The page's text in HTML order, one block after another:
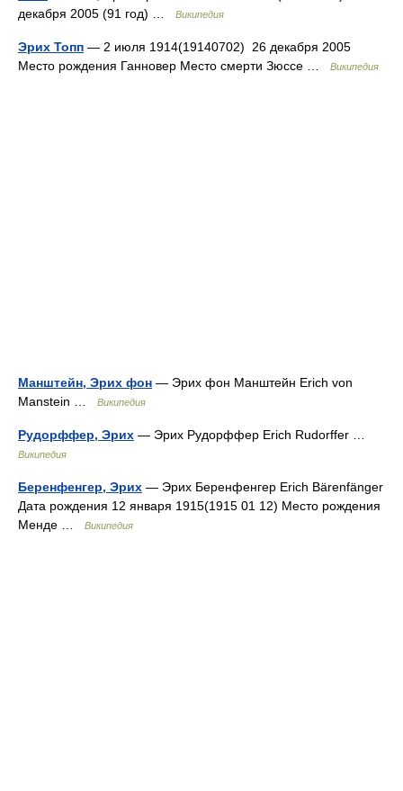
декабря 2005 (91 год) …
Википедия
Эрих Топп — 2 июля 1914(19140702) 26 декабря 2005
Место рождения Ганновер Место смерти Зюссе …
Википедия
Манштейн, Эрих фон — Эрих фон Манштейн Erich von
Manstein …
Википедия
Рудорффер, Эрих — Эрих Рудорффер Erich Rudorffer …
Википедия
Беренфенгер, Эрих — Эрих Беренфенгер Erich Bärenfänger
Дата рождения 12 января 1915(1915 01 12) Место рождения
Менде …
Википедия